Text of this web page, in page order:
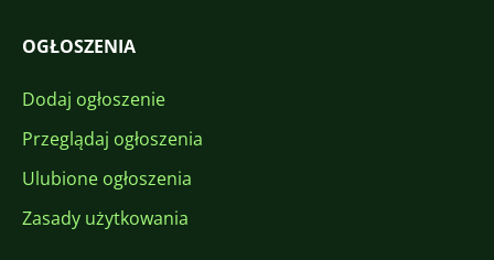
OGŁOSZENIA
Dodaj ogłoszenie
Przeglądaj ogłoszenia
Ulubione ogłoszenia
Zasady użytkowania